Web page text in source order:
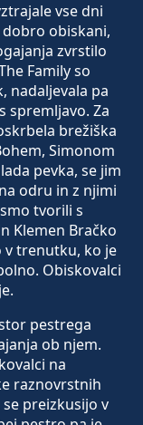
vse dni
obiskani,
zvrstilo
Family so
nadaljevala pa
spremljavo. Za
brežiška
Simonom
pevka, se jim
odru in z njimi
tvorili s
Klemen Bračko
v trenutku, ko je
Obiskovalci
pestrega
ob njem.
na
raznovrstnih
preizkusijo v